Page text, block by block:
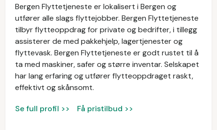
Bergen Flyttetjeneste er lokalisert i Bergen og
utfører alle slags flyttejobber. Bergen Flyttetjeneste
tilbyr flytteoppdrag for private og bedrifter, i tillegg
assisterer de med pakkehjelp, lagertjenester og
flyttevask. Bergen Flyttetjeneste er godt rustet til å
ta med maskiner, safer og større inventar. Selskapet
har lang erfaring og utfører flytteoppdraget raskt,
effektivt og skånsomt.
Se full profil >> Få pristilbud >>